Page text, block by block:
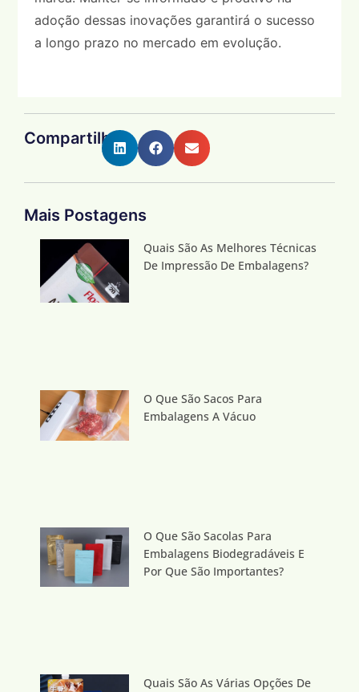
adoção dessas inovações garantirá o sucesso
a longo prazo no mercado em evolução.
Compartilhar:
Mais Postagens
Quais São As Melhores Técnicas
De Impressão De Embalagens?
O Que São Sacos Para
Embalagens A Vácuo
O Que São Sacolas Para
Embalagens Biodegradáveis E
Por Que São Importantes?
Quais São As Várias Opções De